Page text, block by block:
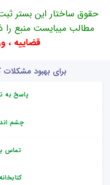
حقوق ساختار این بستر
مطالب میبایست منبع را
قضاییه ،
برای بهبود
پاسخ به
چشم
تماس